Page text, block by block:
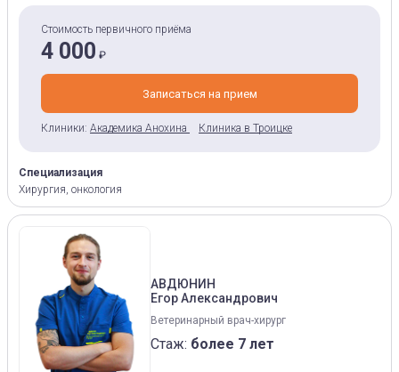
Стоимость первичного приёма
4 000 ₽
Записаться на прием
Клиники: Академика Анохина Клиника в Троицке
Специализация
Хирургия, онкология
АВДЮНИН
Егор Александрович
Ветеринарный врач-хирург
Стаж: более 7 лет